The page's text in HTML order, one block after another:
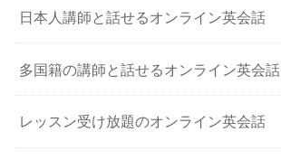
日本人講師と話せるオンライン英会話
多国籍の講師と話せるオンライン英会話
レッスン受け放題のオンライン英会話